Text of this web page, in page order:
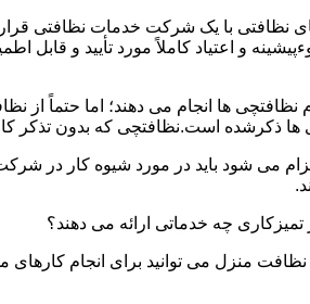
نظافتی با یک شرکت خدمات نظافتی
و اعتیاد کاملاً مورد تأیید و
نظافتچی ها انجام می دهند؛ اما حتماً
ذکرشده است.نظافتچی که بدون تذکر
می شود باید در مورد شیوه کار در شرکت
چه خدماتی ارائه می دهند؟
منزل می توانید برای انجام